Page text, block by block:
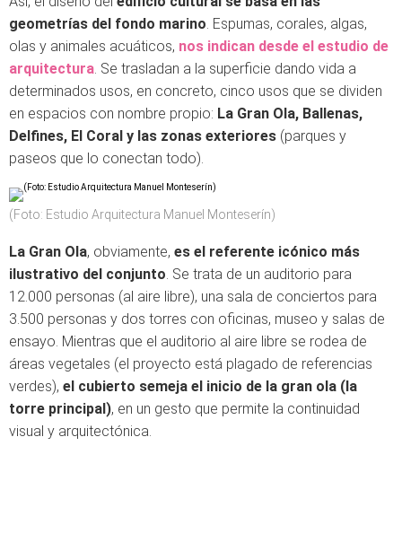
geometrías del fondo marino. Espumas, corales, algas,
olas y animales acuáticos, nos indican desde el estudio de
arquitectura. Se trasladan a la superficie dando vida a
determinados usos, en concreto, cinco usos que se dividen
en espacios con nombre propio: La Gran Ola, Ballenas,
Delfines, El Coral y las zonas exteriores (parques y
paseos que lo conectan todo).
(Foto: Estudio Arquitectura Manuel Monteserín)
La Gran Ola, obviamente, es el referente icónico más
ilustrativo del conjunto. Se trata de un auditorio para
12.000 personas (al aire libre), una sala de conciertos para
3.500 personas y dos torres con oficinas, museo y salas de
ensayo. Mientras que el auditorio al aire libre se rodea de
áreas vegetales (el proyecto está plagado de referencias
verdes), el cubierto semeja el inicio de la gran ola (la
torre principal), en un gesto que permite la continuidad
visual y arquitectónica.